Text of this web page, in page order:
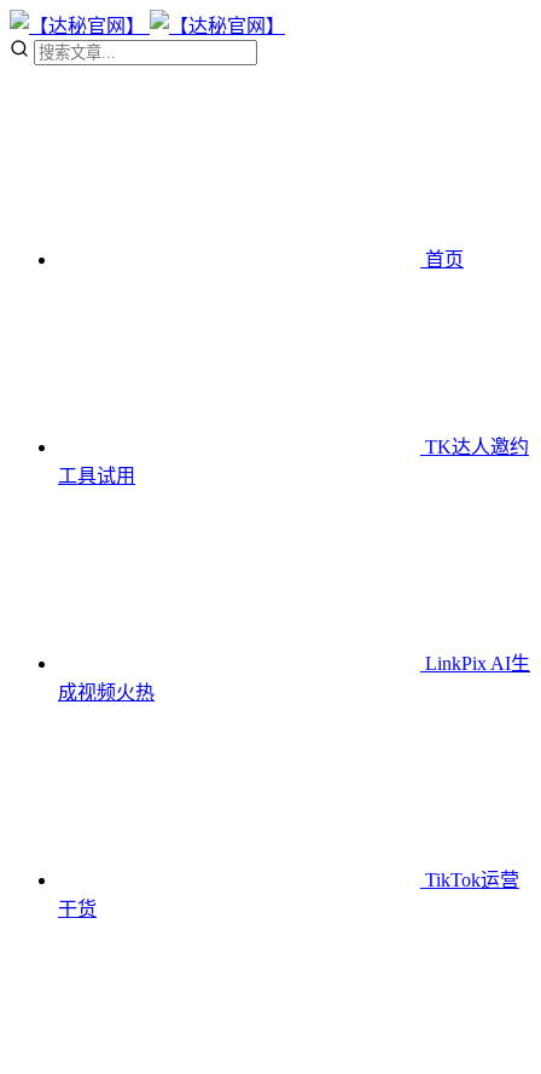
首页
TK达人邀约
工具试用
LinkPix AI生
成视频火热
TikTok运营
干货